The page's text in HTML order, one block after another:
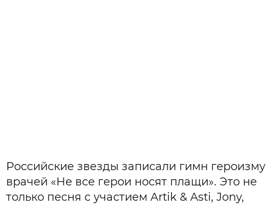
Российские звезды записали гимн героизму
врачей «Не все герои носят плащи». Это не
только песня с участием Artik & Asti, Jony,